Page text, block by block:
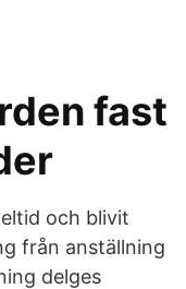
fast
och blivit
från anställning
delges